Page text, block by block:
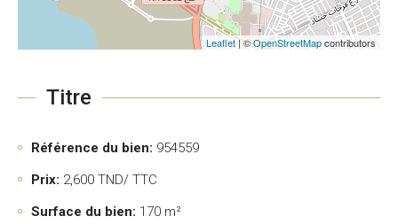
Leaflet| ©OpenStreetMapcontributors
Titre
Référence du bien: 954559
Prix: 2,600 TND/ TTC
Surface du bien: 170 m²